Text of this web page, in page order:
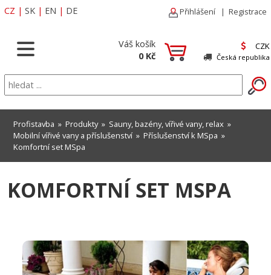
CZ | SK | EN | DE Přihlášení | Registrace
Váš košík
0 Kč
CZK
Česká republika
Profistavba » Produkty» Sauny, bazény, vířivé vany, relax »
Mobilní vířivé vany a příslušenství » Příslušenství k MSpa »
Komfortní set MSpa
KOMFORTNÍ SET MSPA